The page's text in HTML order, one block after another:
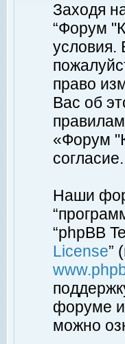
Заходя
“Форум
условия.
право
Вас об
«Форум
согласие.
Наши
“phpBB
License”
форуме
можно